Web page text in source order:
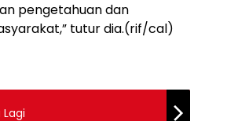
pengetahuan dan
tutur dia.(rif/cal)